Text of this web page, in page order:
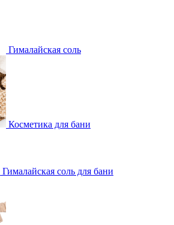
Гималайская соль
Косметика для бани
Гималайская соль для бани